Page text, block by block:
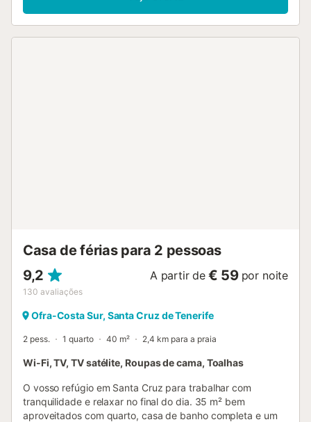
Casa de férias para 2 pessoas
9,2
130 avaliações
A partir de € 59 por noite
Ofra-Costa Sur, Santa Cruz de Tenerife
2 pess. 1 quarto 40 m² 2,4 km para a praia
Wi-Fi, TV, TV satélite, Roupas de cama, Toalhas
O vosso refúgio em Santa Cruz para trabalhar com
tranquilidade e relaxar no final do dia. 35 m² bem
aproveitados com quarto, casa de banho completa e um